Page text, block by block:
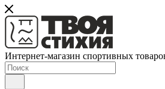
Интернет-магазин спортивных